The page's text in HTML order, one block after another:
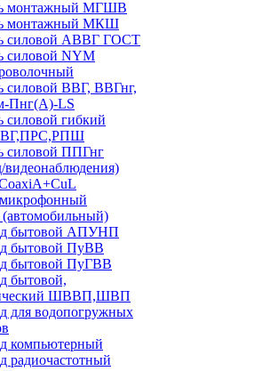
монтажный МГШВ
монтажный МКШ
силовой АВВГ ГОСТ
силовой NYM
силовой ВВГ, ВВГнг,
Пнг(А)-LS
силовой гибкий
силовой ППГнг
бытовой АПУНП
бытовой ПуВВ
бытовой ПуГВВ
бытовой,
ШВВП,ШВП
для водопогружных
компьютерный
радиочастотный